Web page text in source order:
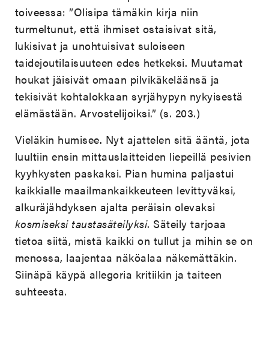
toiveessa: ”Olisipa tämäkin kirja niin
turmeltunut, että ihmiset ostaisivat sitä,
lukisivat ja unohtuisivat suloiseen
taidejoutilaisuuteen edes hetkeksi. Muutamat
houkat jäisivät omaan pilvikäkeläänsä ja
tekisivät kohtalokkaan syrjähypyn nykyisestä
elämästään. Arvostelijoiksi.” (s. 203.)
Vieläkin humisee. Nyt ajattelen sitä ääntä, jota
luultiin ensin mittauslaitteiden liepeillä pesivien
kyyhkysten paskaksi. Pian humina paljastui
kaikkialle maailmankaikkeuteen levittyväksi,
alkuräjähdyksen ajalta peräisin olevaksi
kosmiseksi taustasäteilyksi. Säteily tarjoaa
tietoa siitä, mistä kaikki on tullut ja mihin se on
menossa, laajentaa näköalaa näkemättäkin.
Siinäpä käypä allegoria kritiikin ja taiteen
suhteesta.